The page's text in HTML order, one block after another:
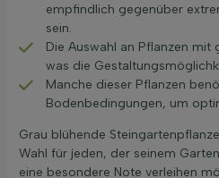
empfindlich gegenüber
sein.
Die Auswahl an Pflanzen mit
was die
Manche dieser Pflanzen
Bodenbedingungen, um
Grau blühende
Wahl für jeden, der seinem
eine besondere Note verleihen